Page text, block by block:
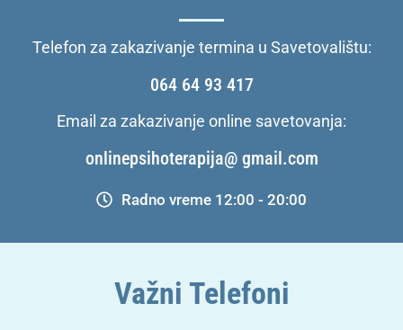
Telefon za zakazivanje termina u Savetovalištu:
064 64 93 417
Email za zakazivanje online savetovanja:
onlinepsihoterapija@ gmail.com
Radno vreme 12:00 - 20:00
Važni Telefoni